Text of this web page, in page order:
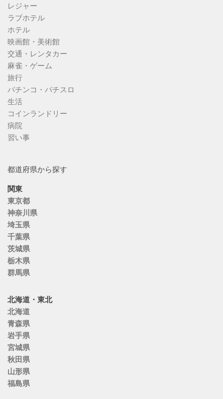
レジャー
ラブホテル
ホテル
映画館・美術館
交通・レンタカー
麻雀・ゲーム
旅行
パチンコ・パチスロ
生活
コインランドリー
病院
習い事
都道府県から探す
関東
東京都
神奈川県
埼玉県
千葉県
茨城県
栃木県
群馬県
北海道・東北
北海道
青森県
岩手県
宮城県
秋田県
山形県
福島県